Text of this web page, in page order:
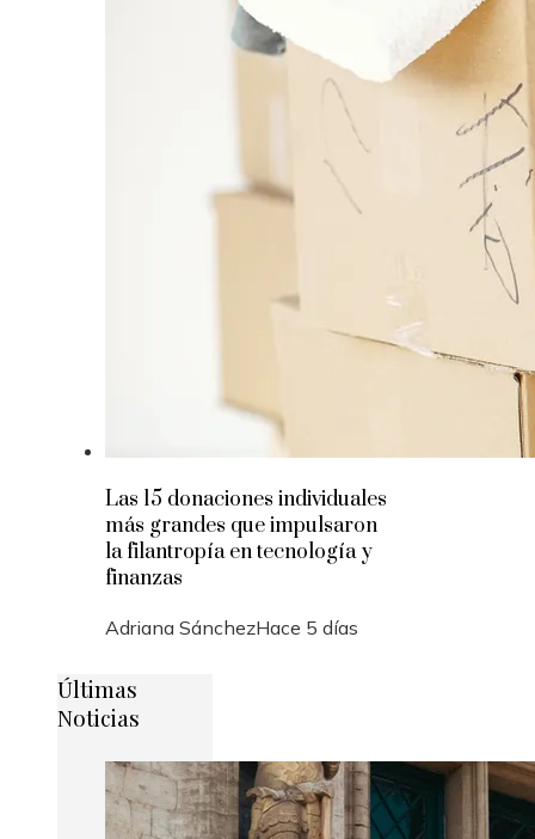
Las 15 donaciones individuales
más grandes que impulsaron
la filantropía en tecnología y
finanzas
Adriana SánchezHace 5 días
Últimas
Noticias